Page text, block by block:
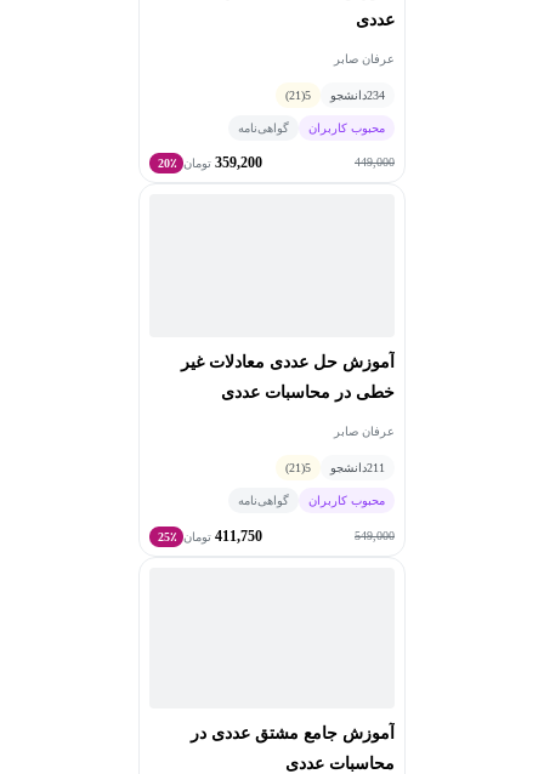
عددی
عرفان صابر
234دانشجو 5
(21)
محبوب کاربران گواهی‌نامه
449,000
359,200 تومان 20٪
آموزش حل عددی معادلات غیر
خطی در محاسبات عددی
عرفان صابر
211دانشجو 5
(21)
محبوب کاربران گواهی‌نامه
549,000
411,750 تومان 25٪
آموزش جامع مشتق عددی در
محاسبات عددی